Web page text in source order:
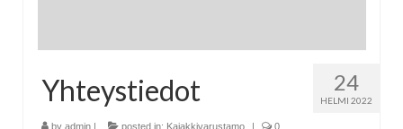
24
HELMI 2022
Yhteystiedot
by admin | posted in: Kajakkivarustamo | 0